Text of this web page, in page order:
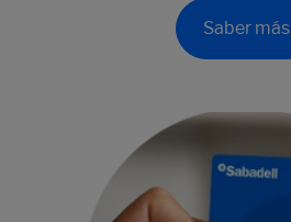
Saber más